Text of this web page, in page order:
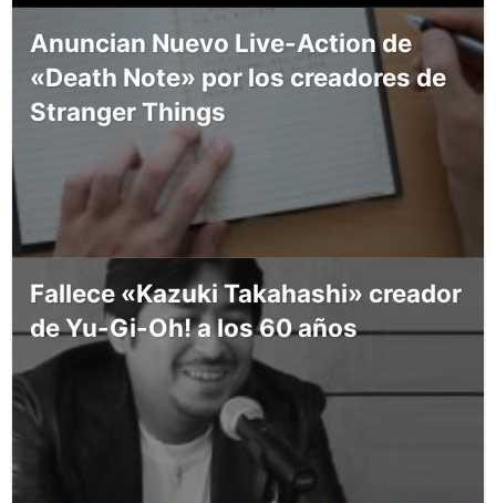
Anuncian Nuevo Live-Action de
«Death Note» por los creadores de
Stranger Things
Fallece «Kazuki Takahashi» creador
de Yu-Gi-Oh! a los 60 años